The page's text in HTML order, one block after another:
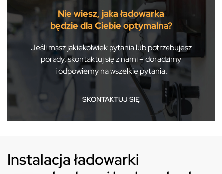
Nie wiesz, jaka ładowarka
będzie dla Ciebie optymalna?
Jeśli masz jakiekolwiek pytania lub potrzebujesz
porady, skontaktuj się z nami – doradzimy
i odpowiemy na wszelkie pytania.
SKONTAKTUJ SIĘ
Instalacja ładowarki